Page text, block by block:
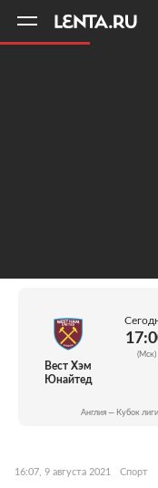
Вест Хэм
Юнайтед
(Мск)
Англия — Кубок лиги
16:07, 9 августа 2021 Спорт